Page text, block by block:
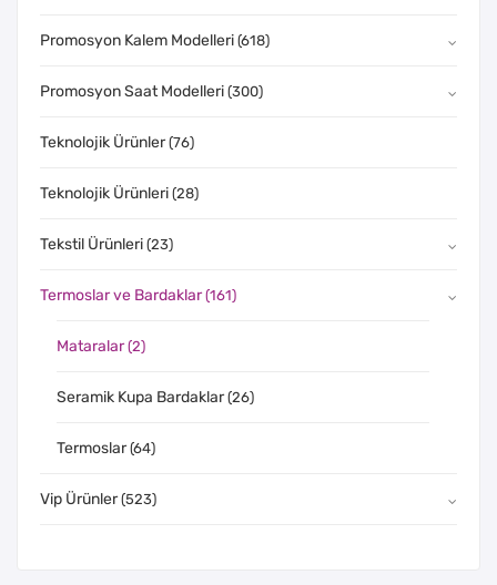
Promosyon Kalem Modelleri (618)
Promosyon Saat Modelleri (300)
Teknolojik Ürünler (76)
Teknolojik Ürünleri (28)
Tekstil Ürünleri (23)
Termoslar ve Bardaklar (161)
Mataralar (2)
Seramik Kupa Bardaklar (26)
Termoslar (64)
Vip Ürünler (523)